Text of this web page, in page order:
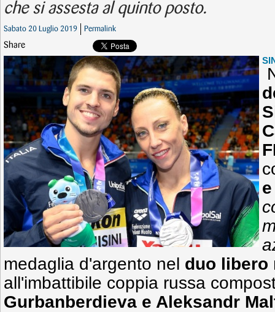
che si assesta al quinto posto.
Sabato 20 Luglio 2019 Permalink
Share
medaglia d'argento nel duo libero
all'imbattibile coppia russa
Gurbanberdieva e Aleksandr